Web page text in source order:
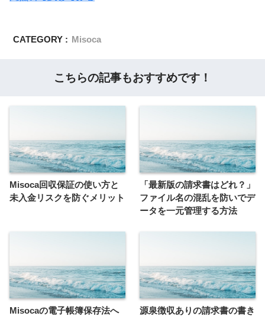
CATEGORY : Misoca
こちらの記事もおすすめです！
Misoca回収保証の使い方と
未入金リスクを防ぐメリット
「最新版の請求書はどれ？」
ファイル名の混乱を防いでデ
ータを一元管理する方法
Misocaの電子帳簿保存法へ
源泉徴収ありの請求書の書き